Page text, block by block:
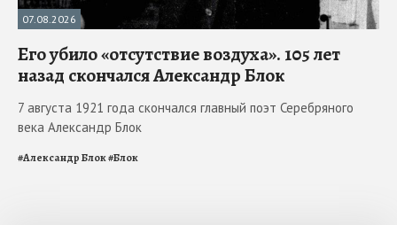
07.08.2026
Его убило «отсутствие воздуха». 105 лет
назад скончался Александр Блок
7 августа 1921 года скончался главный поэт Серебряного
века Александр Блок
#Александр Блок#Блок